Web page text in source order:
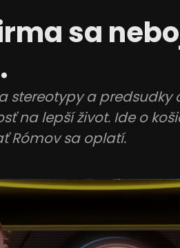
sa
stereotypy a predsudky
na lepší život. Ide o
Rómov sa oplatí.